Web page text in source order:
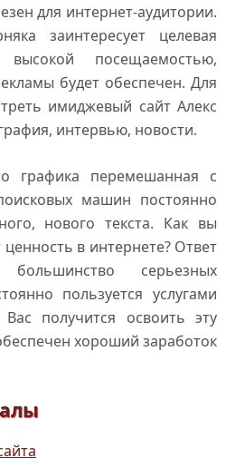
для интернет-аудитории.
заинтересует целевая
посещаемостью,
будет обеспечен. Для
имиджевый сайт Алекс
интервью, новости.
графика перемешанная с
машин постоянно
нового текста. Как вы
в интернете? Ответ
серьезных
пользуется услугами
получится освоить эту
хороший заработок